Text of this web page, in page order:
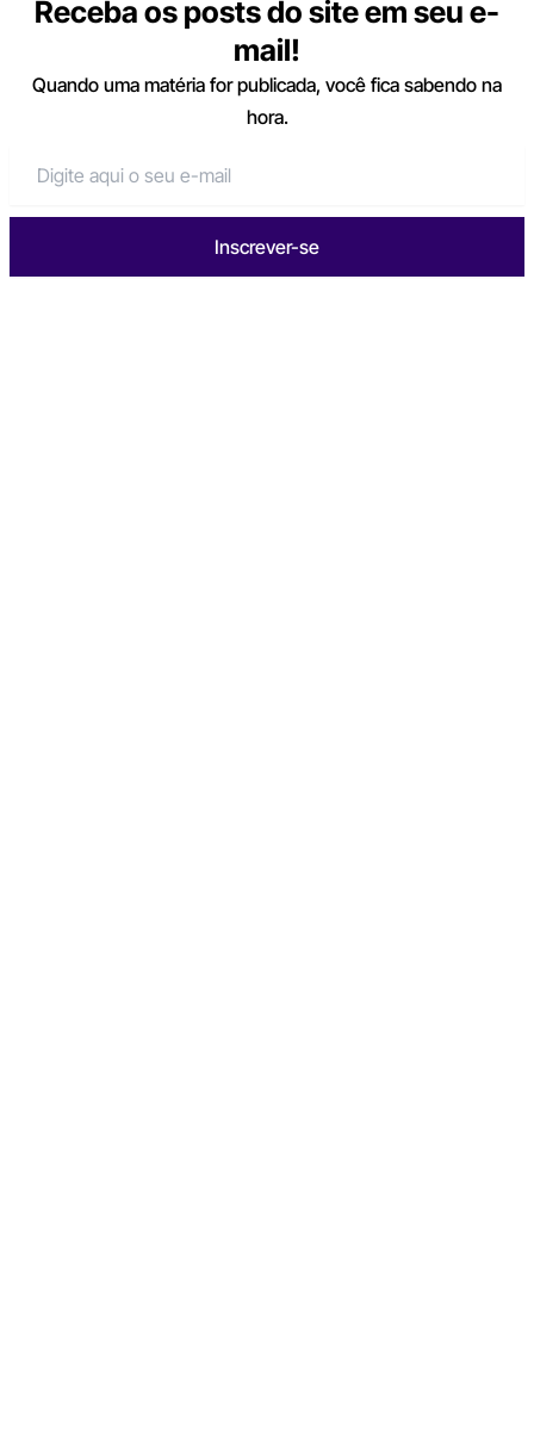
Receba os posts do site em seu e-
mail!
Quando uma matéria for publicada, você fica sabendo na
hora.
Inscrever-se